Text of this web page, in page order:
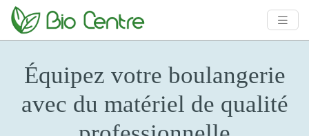
Équipez votre boulangerie
avec du matériel de qualité